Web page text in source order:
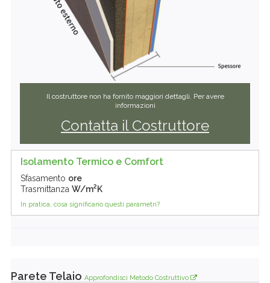
Il costruttore non ha fornito maggiori dettagli. Per avere
informazioni
Contatta il Costruttore
Isolamento Termico e Comfort
Sfasamento ore
Trasmittanza W/m2 K
In pratica, cosa significano questi parametri?
Parete Telaio Approfondisci Metodo Costruttivo